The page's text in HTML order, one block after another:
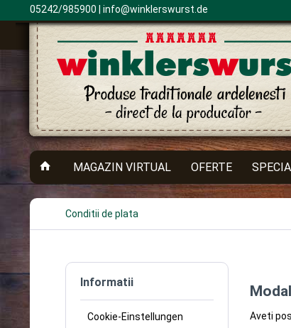
05242/985900 | info@winklerswurst.de
MAGAZIN VIRTUAL OFERTE
Conditii de plata
Informatii
Cookie-Einstellungen
Aveti